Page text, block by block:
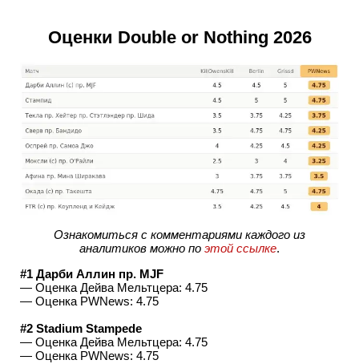
Оценки Double or Nothing 2026
Ознакомиться с комментариями каждого из
аналитиков можно по этой ссылке.
#1 Дарби Аллин пр. MJF
— Оценка Дейва Мельтцера: 4.75
— Оценка PWNews: 4.75
#2 Stadium Stampede
— Оценка Дейва Мельтцера: 4.75
— Оценка PWNews: 4.75